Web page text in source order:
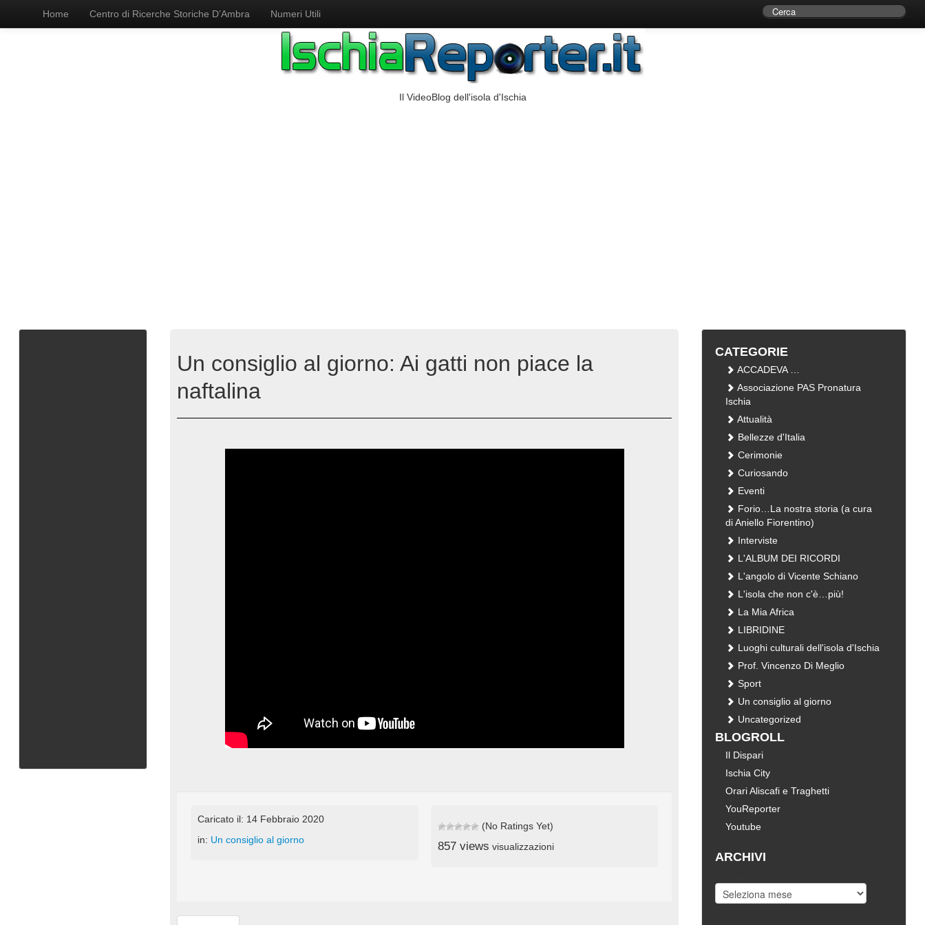
Home Centro di Ricerche Storiche D’Ambra Numeri Utili
Il VideoBlog dell'isola d'Ischia
Un consiglio al giorno: Ai gatti non piace la
naftalina
Caricato il: 14 Febbraio 2020
in: Un consiglio al giorno
(No Ratings Yet)
857 views visualizzazioni
CATEGORIE
ACCADEVA …
Associazione PAS Pronatura
Ischia
Attualità
Bellezze d'Italia
Cerimonie
Curiosando
Eventi
Forio…La nostra storia (a cura
di Aniello Fiorentino)
Interviste
L'ALBUM DEI RICORDI
L'angolo di Vicente Schiano
L'isola che non c'è…più!
La Mia Africa
LIBRIDINE
Luoghi culturali dell'isola d'Ischia
Prof. Vincenzo Di Meglio
Sport
Un consiglio al giorno
Uncategorized
BLOGROLL
Il Dispari
Ischia City
Orari Aliscafi e Traghetti
YouReporter
Youtube
ARCHIVI